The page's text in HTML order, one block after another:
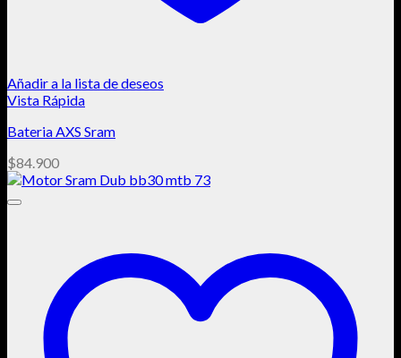
Añadir a la lista de deseos
Vista Rápida
Bateria AXS Sram
$84.900